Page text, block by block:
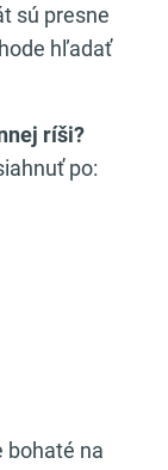
sú presne
hľadať
ríši?
po:
bohaté na